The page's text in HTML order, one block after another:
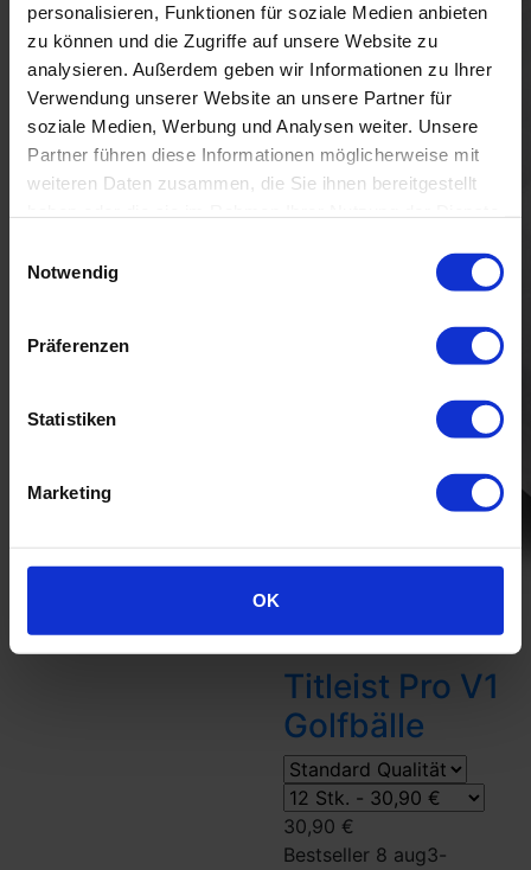
personalisieren, Funktionen für soziale Medien anbieten
zu können und die Zugriffe auf unsere Website zu
analysieren. Außerdem geben wir Informationen zu Ihrer
Verwendung unserer Website an unsere Partner für
soziale Medien, Werbung und Analysen weiter. Unsere
Partner führen diese Informationen möglicherweise mit
weiteren Daten zusammen, die Sie ihnen bereitgestellt
Notwendig
Präferenzen
Statistiken
Marketing
OK
Titleist Pro V1
Golfbälle
30,90 €
Bestseller 8 aug3-